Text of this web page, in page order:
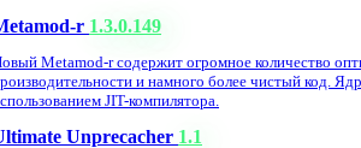
r 1.3.0.149
Metamod-r содержит огромное количество
и намного более чистый код.
JIT-компилятора.
Unprecacher 1.1